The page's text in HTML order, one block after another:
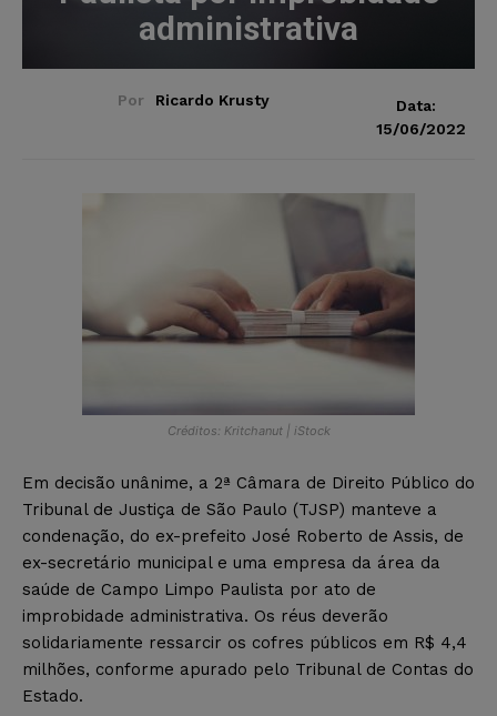
administrativa
Por Ricardo Krusty
Data:
15/06/2022
Créditos: Kritchanut | iStock
Em decisão unânime, a 2ª Câmara de Direito Público do
Tribunal de Justiça de São Paulo (TJSP) manteve a
condenação, do ex-prefeito José Roberto de Assis, de
ex-secretário municipal e uma empresa da área da
saúde de Campo Limpo Paulista por ato de
improbidade administrativa. Os réus deverão
solidariamente ressarcir os cofres públicos em R$ 4,4
milhões, conforme apurado pelo Tribunal de Contas do
Estado.